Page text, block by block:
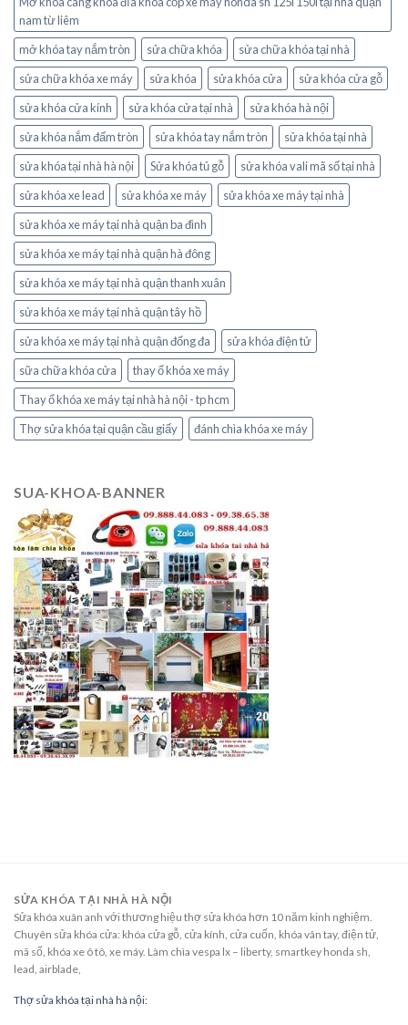
nam từ liêm
mở khóa tay nắm tròn
sửa chữa khóa
sửa chữa khóa tại nhà
sửa chữa khóa xe máy
sửa khóa sửa khóa cửa
sửa khóa cửa gỗ
sửa khóa cửa kính
sửa khóa cửa tại nhà
sửa khóa hà nội
sửa khóa nắm đấm tròn
sửa khóa tay nắm tròn
sửa khóa tại nhà
sửa khóa tại nhà hà nội
Sửa khóa tủ gỗ
sửa khóa vali mã số tại nhà
sửa khóa xe lead
sửa khóa xe máy
sửa khóa xe máy tại nhà
sửa khóa xe máy tại nhà quận ba đình
sửa khóa xe máy tại nhà quận hà đông
sửa khóa xe máy tại nhà quận thanh xuân
sửa khóa xe máy tại nhà quận tây hồ
sửa khóa xe máy tại nhà quận đống đa
sửa khóa điện tử
sữa chữa khóa cửa
thay ổ khóa xe máy
Thay ổ khóa xe máy tại nhà hà nội - tp hcm
Thợ sửa khóa tại quận cầu giấy
đánh chìa khóa xe máy
SUA-KHOA-BANNER
SỬA KHÓA TẠI NHÀ HÀ NỘI
Sửa khóa xuân anh với thương hiệu thợ sửa khóa hơn 10 năm kinh nghiệm.
Chuyên sửa khóa cửa: khóa cửa gỗ, cửa kính, cửa cuốn, khóa vân tay, điện tử,
mã số, khóa xe ô tô, xe máy. Làm chìa vespa lx – liberty, smartkey honda sh,
lead, airblade,
Thợ sửa khóa tại nhà hà nội: